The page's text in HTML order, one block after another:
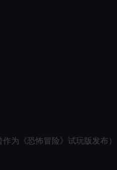
为《恐怖冒险》试玩版发布）